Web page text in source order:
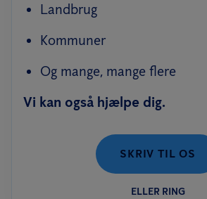
Landbrug
Kommuner
Og mange, mange flere
Vi kan også hjælpe dig.
SKRIV TIL OS
ELLER RING